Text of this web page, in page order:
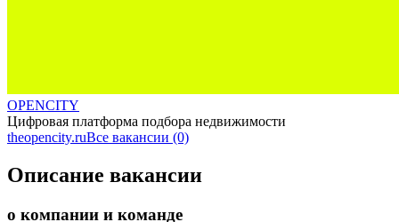
OPENCITY
Цифровая платформа подбора недвижимости
theopencity.ruВсе вакансии (0)
Описание вакансии
о компании и команде